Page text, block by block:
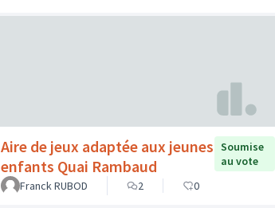
Aire de jeux adaptée aux jeunes
enfants Quai Rambaud
Soumise
au vote
Franck RUBOD
2 0